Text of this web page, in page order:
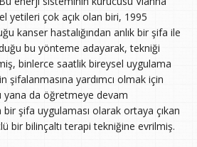
yetileri çok açık olan biri, 1995
kanser hastalığından anlık bir şifa ile
bu yönteme adayarak, tekniği
binlerce saatlik bireysel uygulama
şifalanmasına yardımcı olmak için
yana da öğretmeye devam
şifa uygulaması olarak ortaya çıkan
bir bilinçaltı terapi tekniğine evrilmiş.